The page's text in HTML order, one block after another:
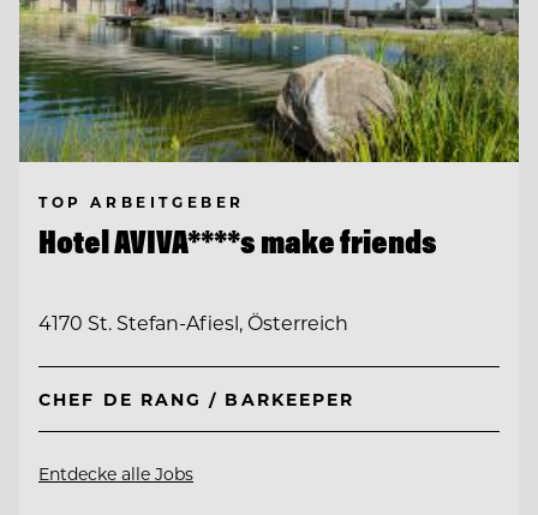
TOP ARBEITGEBER
Hotel AVIVA****s make friends
4170 St. Stefan-Afiesl, Österreich
CHEF DE RANG / BARKEEPER
Entdecke alle Jobs